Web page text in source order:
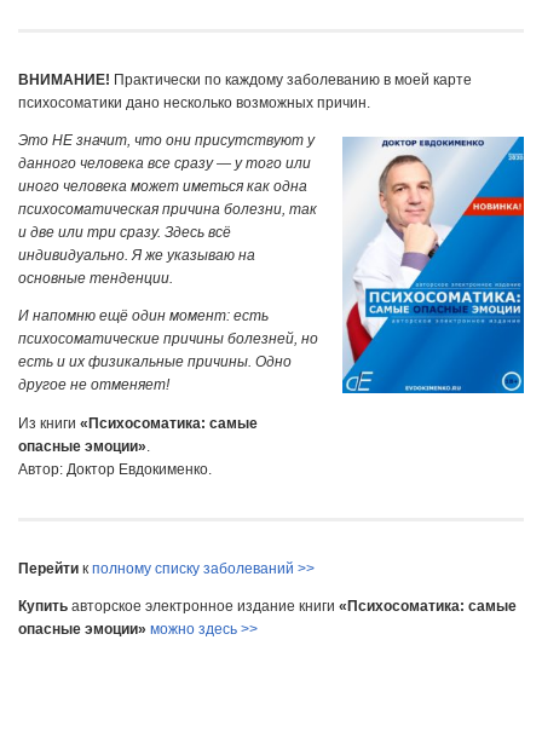
ВНИМАНИЕ! Практически по каждому заболеванию в моей карте
психосоматики дано несколько возможных причин.
Это НЕ значит, что они присутствуют у
данного человека все сразу — у того или
иного человека может иметься как одна
психосоматическая причина болезни, так
и две или три сразу. Здесь всё
индивидуально. Я же указываю на
основные тенденции.
И напомню ещё один момент: есть
психосоматические причины болезней, но
есть и их физикальные причины. Одно
другое не отменяет!
Из книги «Психосоматика: самые
опасные эмоции»
Автор: Доктор Евдокименко.
Перейти к полному списку заболеваний >>
Купить авторское электронное издание книги «Психосоматика: самые
опасные эмоции» можно здесь >>